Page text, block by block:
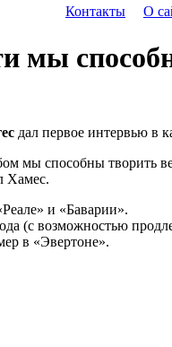
Контакты О
мы
дал первое интервью в
мы способны творить
Хамес.
и «Баварии».
(с возможностью
в «Эвертоне».